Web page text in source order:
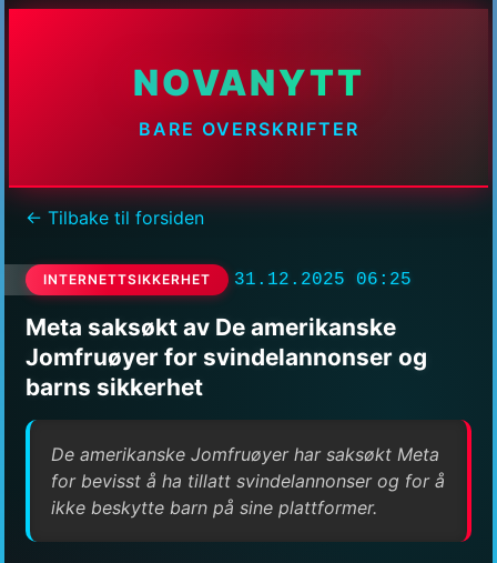
NOVANYTT
BARE OVERSKRIFTER
← Tilbake til forsiden
INTERNETTSIKKERHET 31.12.2025 06:25
Meta saksøkt av De amerikanske
Jomfruøyer for svindelannonser og
barns sikkerhet
De amerikanske Jomfruøyer har saksøkt Meta
for bevisst å ha tillatt svindelannonser og for å
ikke beskytte barn på sine plattformer.